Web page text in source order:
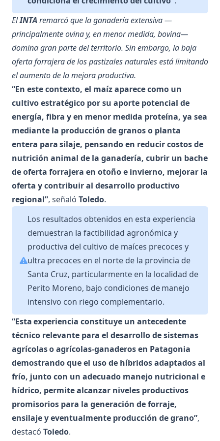
ElINTA remarcó que la ganadería extensiva —
principalmente ovina y, en menor medida, bovina—
domina gran parte del territorio. Sin embargo, la baja
oferta forrajera de los pastizales naturales está limitando
el aumento de la mejora productiva.
“En este contexto, el maíz aparece como un
cultivo estratégico por su aporte potencial de
energía, fibra y en menor medida proteína, ya sea
mediante la producción de granos o planta
entera para silaje, pensando en reducir costos de
nutrición animal de la ganadería, cubrir un bache
de oferta forrajera en otoño e invierno, mejorar la
oferta y contribuir al desarrollo productivo
regional”, señaló Toledo.
Los resultados obtenidos en esta experiencia
demuestran la factibilidad agronómica y
productiva del cultivo de maíces precoces y
ultra precoces en el norte de la provincia de
Santa Cruz, particularmente en la localidad de
Perito Moreno, bajo condiciones de manejo
intensivo con riego complementario.
“Esta experiencia constituye un antecedente
técnico relevante para el desarrollo de sistemas
agrícolas o agrícolas-ganaderos en Patagonia
demostrando que el uso de híbridos adaptados al
frío, junto con un adecuado manejo nutricional e
hídrico, permite alcanzar niveles productivos
promisorios para la generación de forraje,
ensilaje y eventualmente producción de grano”,
destacó Toledo.